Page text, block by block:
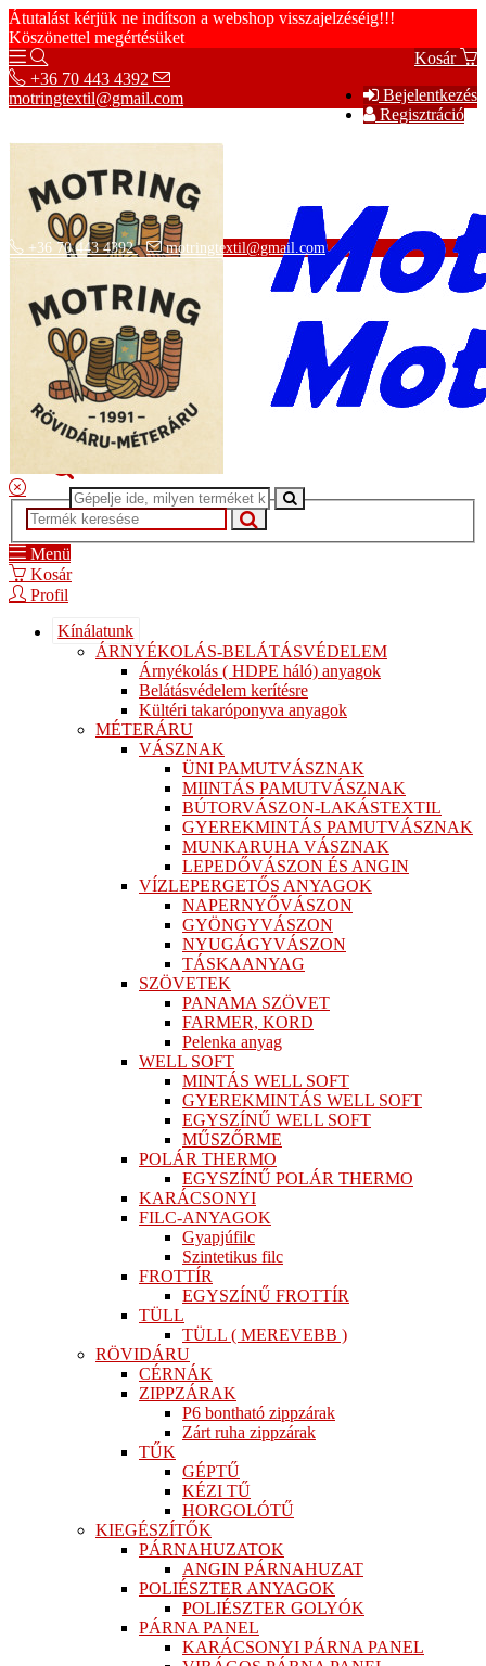
Átutalást kérjük ne indítson a webshop visszajelzéséig!!!
Köszönettel megértésüket
Kosár
Bejelentkezés
Regisztráció
+36 70 443 4392
motringtextil@gmail.com
Adatvédelmi tájékoztató
ÁSZF
Szállítási információk
+36 70 443 4392 motringtextil@gmail.com
Menü
Kosár
Profil
Kínálatunk
ÁRNYÉKOLÁS-BELÁTÁSVÉDELEM
Árnyékolás ( HDPE háló) anyagok
Belátásvédelem kerítésre
Kültéri takaróponyva anyagok
MÉTERÁRU
VÁSZNAK
ÜNI PAMUTVÁSZNAK
MIINTÁS PAMUTVÁSZNAK
BÚTORVÁSZON-LAKÁSTEXTIL
GYEREKMINTÁS PAMUTVÁSZNAK
MUNKARUHA VÁSZNAK
LEPEDŐVÁSZON ÉS ANGIN
VÍZLEPERGETŐS ANYAGOK
NAPERNYŐVÁSZON
GYÖNGYVÁSZON
NYUGÁGYVÁSZON
TÁSKAANYAG
SZÖVETEK
PANAMA SZÖVET
FARMER, KORD
Pelenka anyag
WELL SOFT
MINTÁS WELL SOFT
GYEREKMINTÁS WELL SOFT
EGYSZÍNŰ WELL SOFT
MŰSZŐRME
POLÁR THERMO
EGYSZÍNŰ POLÁR THERMO
KARÁCSONYI
FILC-ANYAGOK
Gyapjúfilc
Szintetikus filc
FROTTÍR
EGYSZÍNŰ FROTTÍR
TÜLL
TÜLL ( MEREVEBB )
RÖVIDÁRU
CÉRNÁK
ZIPPZÁRAK
P6 bontható zippzárak
Zárt ruha zippzárak
TŰK
GÉPTŰ
KÉZI TŰ
HORGOLÓTŰ
KIEGÉSZÍTŐK
PÁRNAHUZATOK
ANGIN PÁRNAHUZAT
POLIÉSZTER ANYAGOK
POLIÉSZTER GOLYÓK
PÁRNA PANEL
KARÁCSONYI PÁRNA PANEL